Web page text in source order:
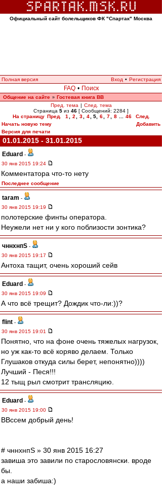
Официальный сайт болельщиков ФК "Спартак" Москва
Полная версия Вход • Регистрация
FAQ • Поиск
Общение на сайте » Гостевая книга ВВ
Пред. тема | След. тема
Страница 5 из 46 [ Сообщений: 2284 ]
На страницу Пред. 1 2 3 4 5, 6 7 8 46
След.
Начать новую тему
Добавить
Версия для печати
01.01.2015 - 31.01.2015
Eduard -
30 янв 2015 19:24
Комментатора что-то нету
Последнее сообщение
taram -
30 янв 2015 19:19
полотерские финты оператора.
Неужели нет ни у кого поблизости зонтика?
чннхнпS -
30 янв 2015 19:17
Антоха тащит, очень хороший сейв
Eduard -
30 янв 2015 19:09
А что всё трещит? Дождик что-ли:))?
flint -
30 янв 2015 19:01
Понятно, что на фоне очень тяжелых нагрузок,
но уж как-то всё коряво делаем. Только
Глушаков откуда силы берет, непонятно))))
Лучший - Песя!!!
12 тыщ рыл смотрит трансляцию.
Eduard -
30 янв 2015 19:00
ВВссем добрый день!
# чннхнпS » 30 янв 2015 16:27
завиша это завили по старословянски. вроде
бы.
а наши забиша:)